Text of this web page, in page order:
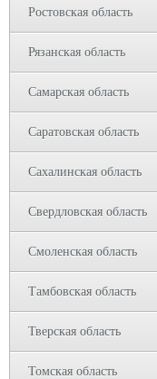
Ростовская область
Рязанская область
Самарская область
Саратовская область
Сахалинская область
Свердловская область
Смоленская область
Тамбовская область
Тверская область
Томская область